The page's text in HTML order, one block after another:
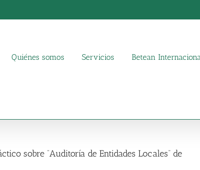
Quiénes somos Servicios Betean
sobre “Auditoría de Entidades Locales” de